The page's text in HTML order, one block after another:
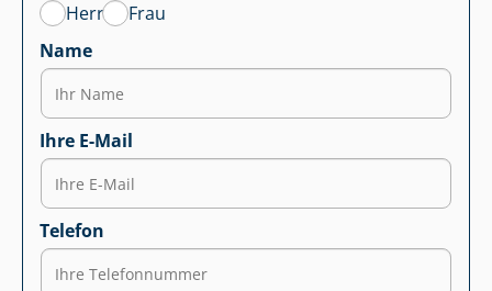
Herr
Frau
Name
Ihre E-Mail
Telefon